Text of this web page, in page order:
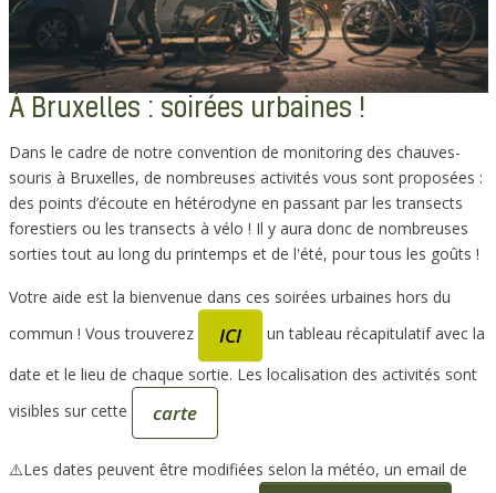
À Bruxelles : soirées urbaines !
Dans le cadre de notre convention de monitoring des chauves-
souris à Bruxelles, de nombreuses activités vous sont proposées :
des points d’écoute en hétérodyne en passant par les transects
forestiers ou les transects à vélo ! Il y aura donc de nombreuses
sorties tout au long du printemps et de l'été, pour tous les goûts !
Votre aide est la bienvenue dans ces soirées urbaines hors du
commun ! Vous trouverez
ICI
un tableau récapitulatif avec la
date et le lieu de chaque sortie. Les localisation des activités sont
visibles sur cette
carte
⚠️Les dates peuvent être modifiées selon la météo, un email de